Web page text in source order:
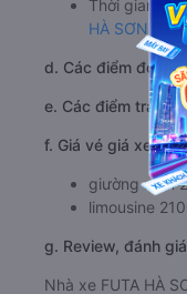
Thời gian
HÀ SƠN
d. Các điểm đón
e. Các điểm trả
f. Giá vé giá xe
giường nằm
limousine
g. Review, đánh
Nhà xe FUTA HÀ